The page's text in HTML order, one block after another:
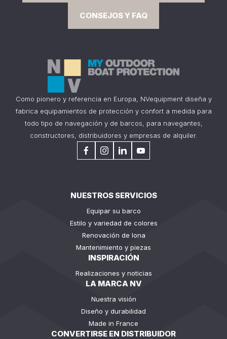
CONSEJOS Y FAQ
Como pionero y referencia en Europa, NVequipment diseña y
fabrica equipamientos de protección y confort a medida para
todo tipo de navegación y de barcos, para navegantes,
constructores, distribuidores y empresas de alquiler.
NUESTROS SERVICIOS
Equipar su barco
Estilo y variedad de colores
Renovación de lona
Mantenimiento y piezas
INSPIRACIÓN
Realizaciones y noticias
LA MARCA NV
Nuestra visión
Diseño y durabilidad
Made in France
CONVERTIRSE EN DISTRIBUIDOR